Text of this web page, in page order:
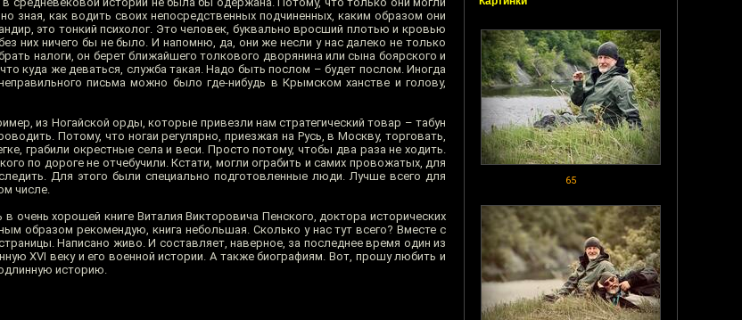
65
зная, как водить своих непосредственных подчиненных, каким образом они
это тонкий психолог. Это человек, буквально вросший плотью и кровью
них ничего бы не было. И напомню, да, они же несли у нас далеко не только
налоги, он берет ближайшего толкового дворянина или сына боярского и
куда же деваться, служба такая. Надо быть послом – будет послом. Иногда
письма можно было где-нибудь в Крымском ханстве и голову,
из Ногайской орды, которые привезли нам стратегический товар – табун
Потому, что ногаи регулярно, приезжая на Русь, в Москву, торговать,
грабили окрестные села и веси. Просто потому, чтобы два раза не ходить.
по дороге не отчебучили. Кстати, могли ограбить и самих провожатых, для
Для этого были специально подготовленные люди. Лучше всего для
числе.
очень хорошей книге Виталия Викторовича Пенского, доктора исторических
образом рекомендую, книга небольшая. Сколько у нас тут всего? Вместе с
Написано живо. И составляет, наверное, за последнее время один из
XVI веку и его военной истории. А также биографиям. Вот, прошу любить и
историю.